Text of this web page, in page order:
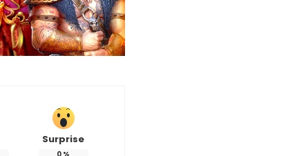
Surprise